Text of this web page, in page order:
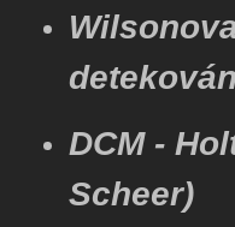
DCM -
Scheer)